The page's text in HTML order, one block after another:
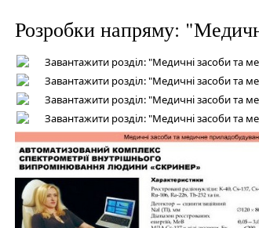
Розробки напряму:
Завантажити розділ: "Медичні засоби та
Завантажити розділ: "Медичні засоби та
Завантажити розділ: "Медичні засоби та
Завантажити розділ: "Медичні засоби та